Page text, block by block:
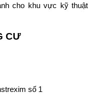
cho khu vực kỹ thuật
CƯ
số 1